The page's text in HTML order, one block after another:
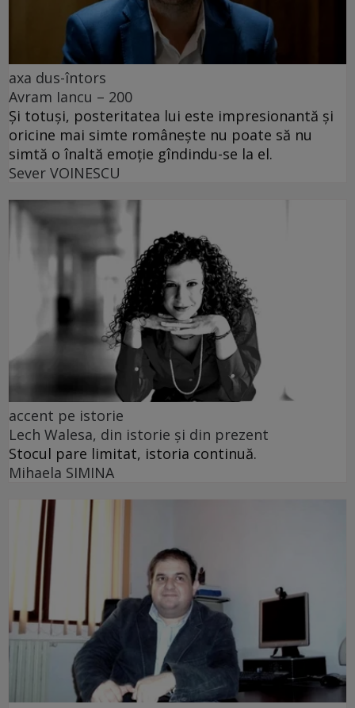
axa dus-întors
Avram Iancu – 200
Și totuși, posteritatea lui este impresionantă și
oricine mai simte românește nu poate să nu
simtă o înaltă emoție gîndindu-se la el.
Sever VOINESCU
accent pe istorie
Lech Walesa, din istorie și din prezent
Stocul pare limitat, istoria continuă.
Mihaela SIMINA